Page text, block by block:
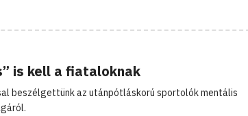
is kell a fiataloknak
beszélgettünk az utánpótláskorú sportolók mentális